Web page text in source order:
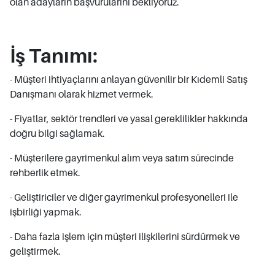
İş Tanımı:
- Müşteri ihtiyaçlarını anlayan güvenilir bir Kıdemli Satış
Danışmanı olarak hizmet vermek.
- Fiyatlar, sektör trendleri ve yasal gereklilikler hakkında
doğru bilgi sağlamak.
- Müşterilere gayrimenkul alım veya satım sürecinde
rehberlik etmek.
- Geliştiriciler ve diğer gayrimenkul profesyonelleri ile
işbirliği yapmak.
- Daha fazla işlem için müşteri ilişkilerini sürdürmek ve
geliştirmek.